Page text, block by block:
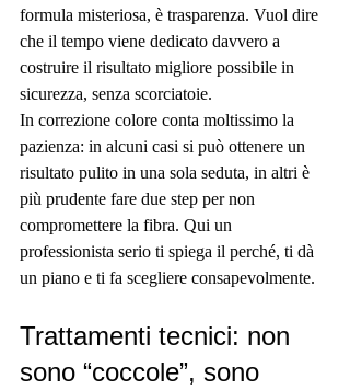
formula misteriosa, è trasparenza. Vuol dire
che il tempo viene dedicato davvero a
costruire il risultato migliore possibile in
sicurezza, senza scorciatoie.
In correzione colore conta moltissimo la
pazienza: in alcuni casi si può ottenere un
risultato pulito in una sola seduta, in altri è
più prudente fare due step per non
compromettere la fibra. Qui un
professionista serio ti spiega il perché, ti dà
un piano e ti fa scegliere consapevolmente.
Trattamenti tecnici: non
sono “coccole”, sono